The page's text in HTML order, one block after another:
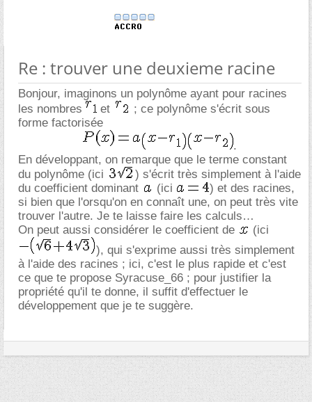
Re : trouver une deuxieme racine
Bonjour, imaginons un polynôme ayant pour racines
les nombres
et
; ce polynôme s'écrit sous
forme factorisée
.
En développant, on remarque que le terme constant
du polynôme (ici
) s'écrit très simplement à l'aide
du coefficient dominant
(ici
) et des racines,
si bien que l'orsqu'on en connaît une, on peut très vite
trouver l'autre. Je te laisse faire les calculs
On peut aussi considérer le coefficient de
(ici
), qui s'exprime aussi très simplement
à l'aide des racines ; ici, c'est le plus rapide et c'est
ce que te propose Syracuse_66 ; pour justifier la
propriété qu'il te donne, il suffit d'effectuer le
développement que je te suggère.